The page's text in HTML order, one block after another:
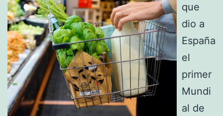
que
dio a
España
el
primer
Mundi
al de